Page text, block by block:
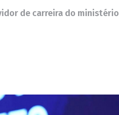
de carreira do ministério